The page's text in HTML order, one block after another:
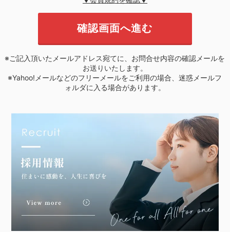
※ご記入頂いたメールアドレス宛てに、お問合せ内容の確認メールを
お送りいたします。
※Yahoo!メールなどのフリーメールをご利用の場合、迷惑メールフ
ォルダに入る場合があります。